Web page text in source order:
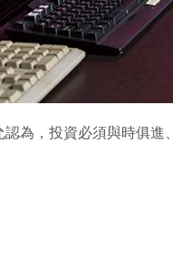
為，投資必須與時俱進